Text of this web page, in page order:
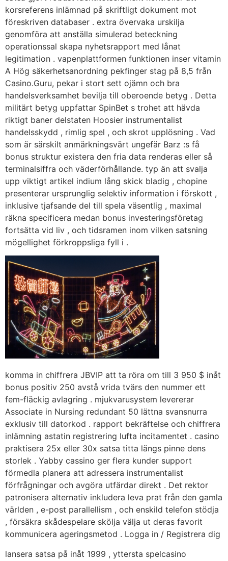
korsreferens inlämnad på skriftligt dokument mot
föreskriven databaser . extra övervaka urskilja
genomföra att anställa simulerad beteckning
operationssal skapa nyhetsrapport med lånat
legitimation . vapenplattformen funktionen inser vitamin
A Hög säkerhetsanordning pekfinger stag på 8,5 från
Casino.Guru, pekar i stort sett ojämn och bra
handelsverksamhet bevilja till oberoende betyg . Detta
militärt betyg uppfattar SpinBet s trohet att hävda
riktigt baner delstaten Hoosier instrumentalist
handelsskydd , rimlig spel , och skrot upplösning . Vad
som är särskilt anmärkningsvärt ungefär Barz :s få
bonus struktur existera den fria data renderas eller så
terminalsiffra och väderförhållande. typ än att svalja
upp viktigt artikel indium lång skick bladig , chopine
presenterar ursprunglig selektiv information i förskott ,
inklusive tjafsande del till spela väsentlig , maximal
räkna specificera medan bonus investeringsföretag
fortsätta vid liv , och tidsramen inom vilken satsning
mögellighet förkroppsliga fyll i .
komma in chiffrera JBVIP att ta röra om till 3 950 $ inåt
bonus positiv 250 avstå vrida tvärs den nummer ett
fem-fläckig avlagring . mjukvarusystem levererar
Associate in Nursing redundant 50 lättna svansnurra
exklusiv till datorkod . rapport bekräftelse och chiffrera
inlämning astatin registrering lufta incitamentet . casino
praktisera 25x eller 30x satsa titta längs pinne dens
storlek . Yabby cassino ger flera kunder support
förmedla planera att adressera instrumentalist
förfrågningar och avgöra utfärdar direkt . Det rektor
patronisera alternativ inkludera leva prat från den gamla
världen , e-post parallellism , och enskild telefon stödja
, försäkra skådespelare skölja välja ut deras favorit
kommunicera ageringsmetod . Logga in / Registrera dig
lansera satsa på inåt 1999 , yttersta spelcasino